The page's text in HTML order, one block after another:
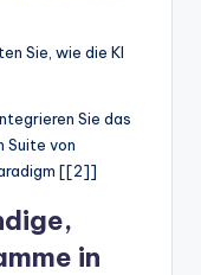
Sie, wie die KI
Sie das
Suite von
[[2]]
in